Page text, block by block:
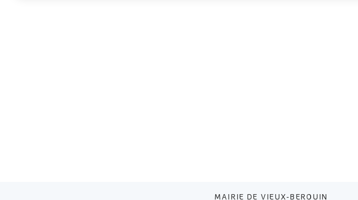
MAIRIE DE VIEUX-BERQUIN